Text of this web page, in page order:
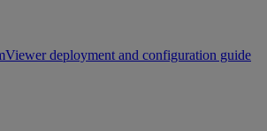
deployment and configuration guide